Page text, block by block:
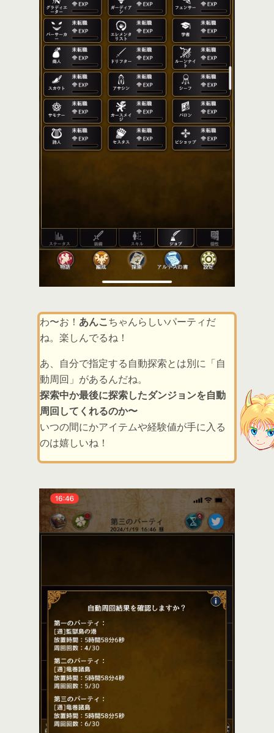
わ〜お！ あんこ ちゃんらしいパーティだ
ね。楽しんでるね！
あ、自分で指定する自動探索とは別に「自
動周回」があるんだね。
探索中か最後に探索したダンジョンを自動
周回してくれるのか〜
いつの間にかアイテムや経験値が手に入る
のは嬉しいね！